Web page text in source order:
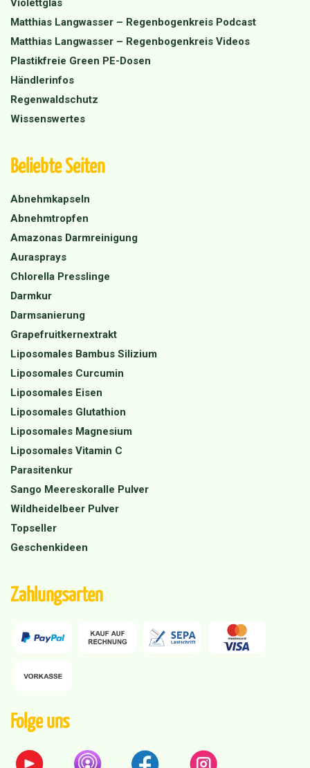
Violettglas
Matthias Langwasser – Regenbogenkreis Podcast
Matthias Langwasser – Regenbogenkreis Videos
Plastikfreie Green PE-Dosen
Händlerinfos
Regenwaldschutz
Wissenswertes
Beliebte Seiten
Abnehmkapseln
Abnehmtropfen
Amazonas Darmreinigung
Aurasprays
Chlorella Presslinge
Darmkur
Darmsanierung
Grapefruitkernextrakt
Liposomales Bambus Silizium
Liposomales Curcumin
Liposomales Eisen
Liposomales Glutathion
Liposomales Magnesium
Liposomales Vitamin C
Parasitenkur
Sango Meereskoralle Pulver
Wildheidelbeer Pulver
Topseller
Geschenkideen
Zahlungsarten
Folge uns